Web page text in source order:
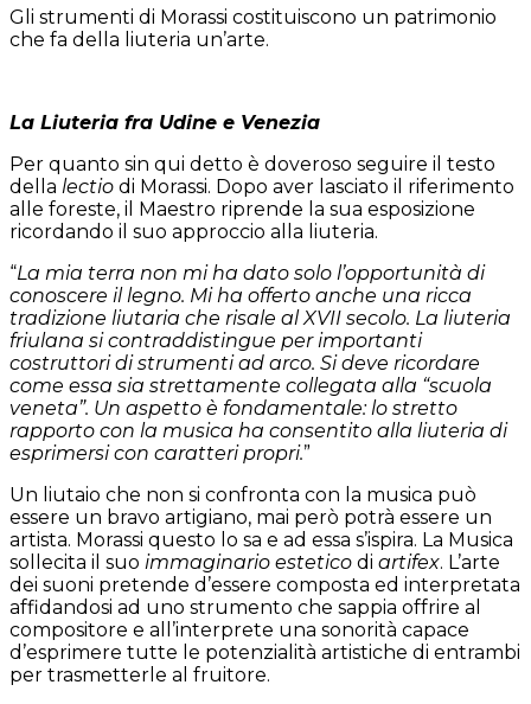
Gli strumenti di Morassi costituiscono un patrimonio
che fa della liuteria un’arte.
La Liuteria fra Udine e Venezia
Per quanto sin qui detto è doveroso seguire il testo
della lectio di Morassi. Dopo aver lasciato il riferimento
alle foreste, il Maestro riprende la sua esposizione
ricordando il suo approccio alla liuteria.
“La mia terra non mi ha dato solo l’opportunità di
conoscere il legno. Mi ha offerto anche una ricca
tradizione liutaria che risale al XVII secolo. La liuteria
friulana si contraddistingue per importanti
costruttori di strumenti ad arco. Si deve ricordare
come essa sia strettamente collegata alla “scuola
veneta”. Un aspetto è fondamentale: lo stretto
rapporto con la musica ha consentito alla liuteria di
esprimersi con caratteri propri.”
Un liutaio che non si confronta con la musica può
essere un bravo artigiano, mai però potrà essere un
artista. Morassi questo lo sa e ad essa s’ispira. La Musica
sollecita il suo immaginario estetico di artifex. L’arte
dei suoni pretende d’essere composta ed interpretata
affidandosi ad uno strumento che sappia offrire al
compositore e all’interprete una sonorità capace
d’esprimere tutte le potenzialità artistiche di entrambi
per trasmetterle al fruitore.